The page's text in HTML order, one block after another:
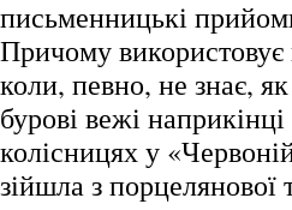
письменницькі
Причому використовує
коли, певно, не знає,
бурові вежі
колісницях у
зійшла з